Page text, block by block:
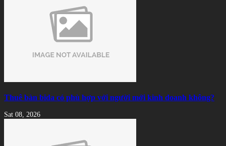
Thuê bàn bida có phù hợp với người mới kinh doanh không?
Sat 08, 2026